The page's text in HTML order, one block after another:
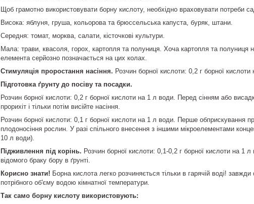
Щоб грамотно використовувати борну кислоту, необхідно враховувати потреби
Висока: яблуня, груша, кольорова та брюссельська капуста, буряк, штани.
Середня: томат, морква, салати, кісточкові культури.
Мала: трави, квасоля, горох, картопля та полуниця. Хоча картопля та полуниця
елемента серйозно позначається на цих колах.
Стимуляція проростання насіння. Розчин борної кислоти: 0,2 г борної кислоти
Підготовка ґрунту до посіву та посадки.
Розчин борної кислоти: 0,2 г борної кислоти на 1 л води. Перед сінням або
прорихіт і тільки потім висійте насіння.
Розчин борної кислоти: 0,1 г борної кислоти на 1 л води. Перше обприскування
плодоносіння рослин. У разі спільного внесення з іншими мікроелементами
10 л води).
Підживлення під корінь. Розчин борної кислоти: 0,1-0,2 г борної кислоти на 1
відомого браку бору в ґрунті.
Корисно знати! Борна кислота легко розчиняється тільки в гарячій воді!
потрібного об'єму водою кімнатної температури.
Так само борну кислоту використовують: